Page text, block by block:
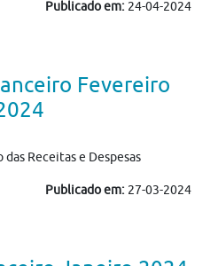
Publicado em: 24-04-2024
Fevereiro
Receitas e Despesas
Publicado em: 27-03-2024